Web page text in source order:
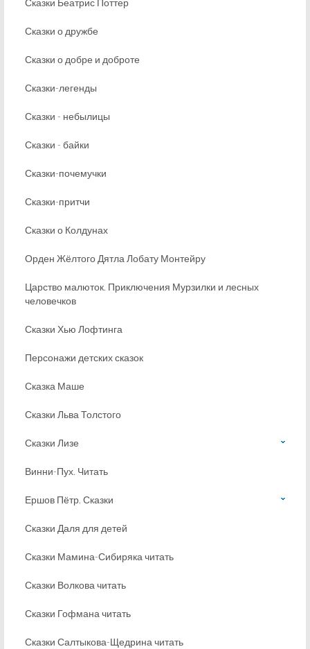
Сказки Беатрис Поттер
Сказки о дружбе
Сказки о добре и доброте
Сказки-легенды
Сказки - небылицы
Сказки - байки
Сказки-почемучки
Сказки-притчи
Сказки о Колдунах
Орден Жёлтого Дятла Лобату Монтейру
Царство малюток. Приключения Мурзилки и лесных
человечков
Сказки Хью Лофтинга
Персонажи детских сказок
Сказка Маше
Сказки Льва Толстого
Сказки Лизе
Винни-Пух. Читать
Ершов Пётр. Сказки
Сказки Даля для детей
Сказки Мамина-Сибиряка читать
Сказки Волкова читать
Сказки Гофмана читать
Сказки Салтыкова-Щедрина читать